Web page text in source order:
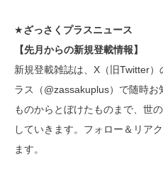
★ざっさくプラスニュース
【先月からの新規登載情報】
新規登載雑誌は、X（旧Twitter
ラス（@zassakuplus）で随時
ものからとぼけたものまで、世
していきます。フォロー＆リア
ます。